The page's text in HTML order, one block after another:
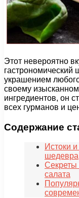
Этот невероятно
гастрономический
украшением
своему
ингредиентов, он
всех гурманов и
Содержание
Истоки
шедевра
Секреты
салата